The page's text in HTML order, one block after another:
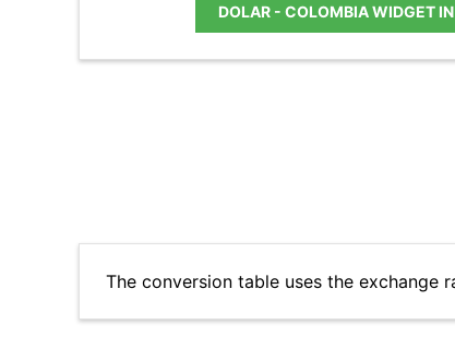
DOLAR - COLOMBIA WIDGET
The conversion table uses the exchange